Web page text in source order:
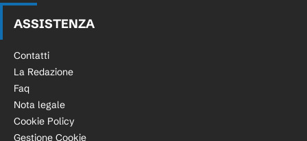
ASSISTENZA
Contatti
La Redazione
Faq
Nota legale
Cookie Policy
Gestione Cookie